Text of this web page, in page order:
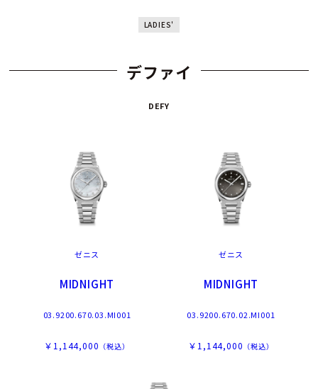
LADIES'
デファイ
DEFY
ゼニス
MIDNIGHT
03.9200.670.03.MI001
￥1,144,000 （税込）
ゼニス
MIDNIGHT
03.9200.670.02.MI001
￥1,144,000 （税込）